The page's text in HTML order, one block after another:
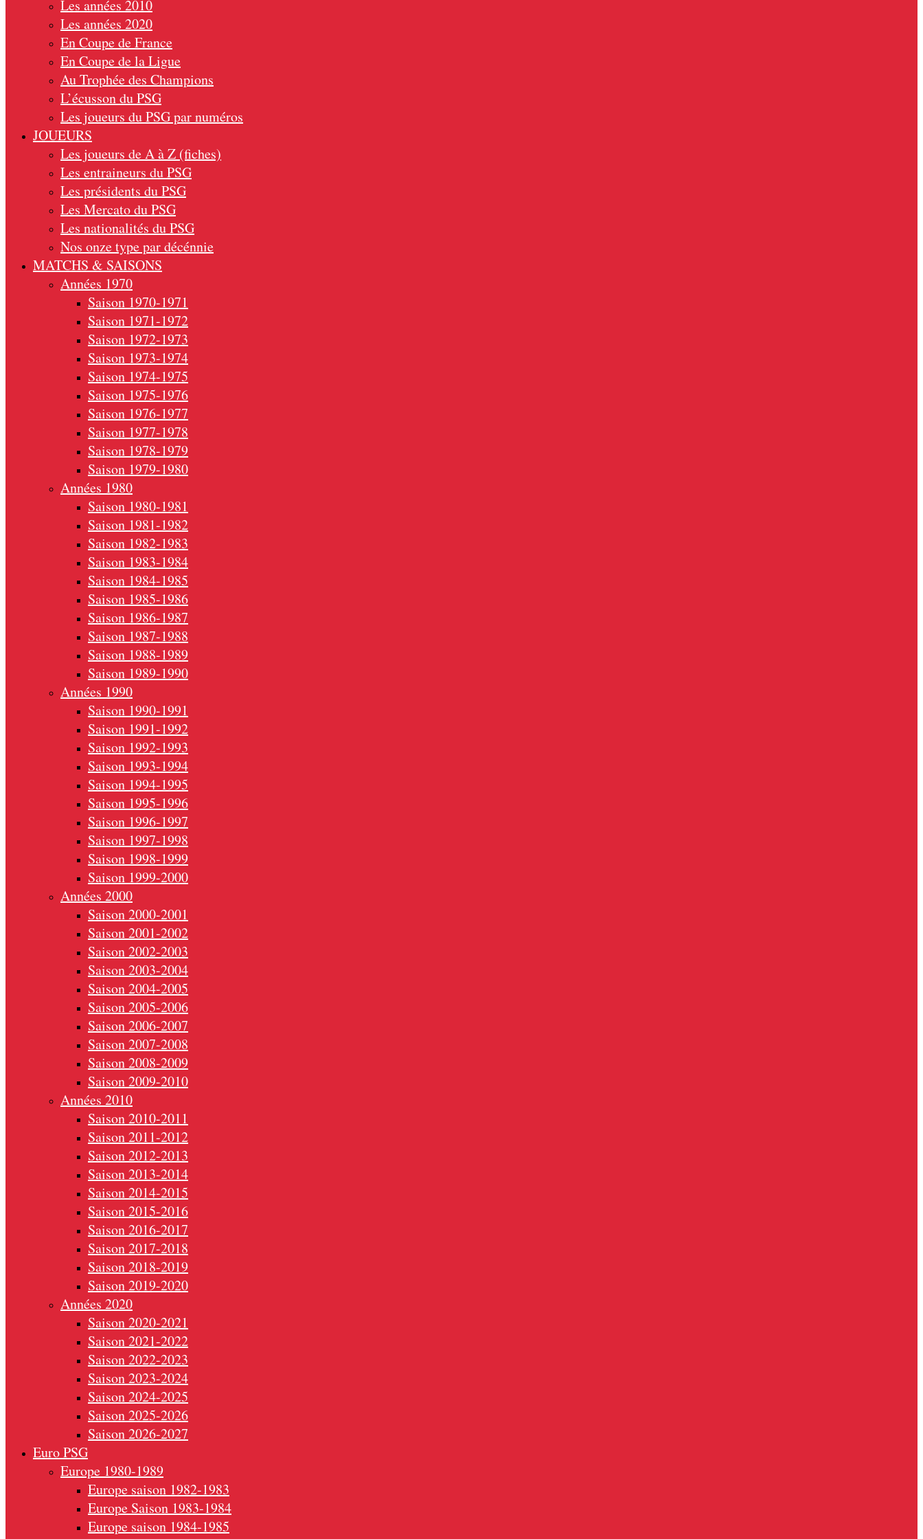
Les années 2010
Les années 2020
En Coupe de France
En Coupe de la Ligue
Au Trophée des Champions
L’écusson du PSG
Les joueurs du PSG par numéros
JOUEURS
Les joueurs de A à Z (fiches)
Les entraineurs du PSG
Les présidents du PSG
Les Mercato du PSG
Les nationalités du PSG
Nos onze type par décénnie
MATCHS & SAISONS
Années 1970
Saison 1970-1971
Saison 1971-1972
Saison 1972-1973
Saison 1973-1974
Saison 1974-1975
Saison 1975-1976
Saison 1976-1977
Saison 1977-1978
Saison 1978-1979
Saison 1979-1980
Années 1980
Saison 1980-1981
Saison 1981-1982
Saison 1982-1983
Saison 1983-1984
Saison 1984-1985
Saison 1985-1986
Saison 1986-1987
Saison 1987-1988
Saison 1988-1989
Saison 1989-1990
Années 1990
Saison 1990-1991
Saison 1991-1992
Saison 1992-1993
Saison 1993-1994
Saison 1994-1995
Saison 1995-1996
Saison 1996-1997
Saison 1997-1998
Saison 1998-1999
Saison 1999-2000
Années 2000
Saison 2000-2001
Saison 2001-2002
Saison 2002-2003
Saison 2003-2004
Saison 2004-2005
Saison 2005-2006
Saison 2006-2007
Saison 2007-2008
Saison 2008-2009
Saison 2009-2010
Années 2010
Saison 2010-2011
Saison 2011-2012
Saison 2012-2013
Saison 2013-2014
Saison 2014-2015
Saison 2015-2016
Saison 2016-2017
Saison 2017-2018
Saison 2018-2019
Saison 2019-2020
Années 2020
Saison 2020-2021
Saison 2021-2022
Saison 2022-2023
Saison 2023-2024
Saison 2024-2025
Saison 2025-2026
Saison 2026-2027
Euro PSG
Europe 1980-1989
Europe saison 1982-1983
Europe Saison 1983-1984
Europe saison 1984-1985